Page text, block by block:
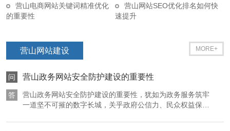
重重困难，导致他们在社会生活中处于相对劣势的地位。实现政务网
站无障碍化优化，能够打破这种数字鸿沟，让每一位居民，无论其身
红利，真正体现社会的公平正义。 在提升政务服务效能方面，无障碍
化优化具有不可忽视的作用。当政务网站能够满足不同群体的使用需
询政策法规、办理各类证件、提交申请材料等，减少了前往政务服务
大厅的次数，节省了时间和精力。这不仅提高了居民办事的效率，也
减轻了政务服务大厅的工作压力，使政务服务资源能够得到更合理的
营山电商网站关键词精准优化
的重要性
营山网站SEO优化排名如何快
速提升
营山网站建设 MORE+
问 营山政务网站安全防护建设的重要性
答
营山政务网站安全防护建设的重要性，犹如为政务服务筑牢
一道坚不可摧的数字长城，关乎政府公信力、民众权益保障